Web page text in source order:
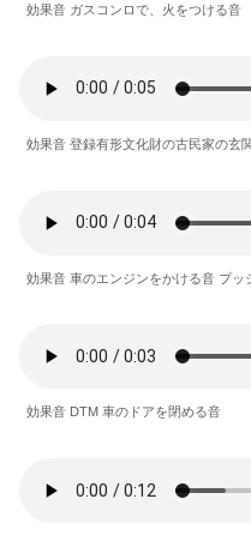
効果音 ガスコンロで、火をつける音
効果音 登録有形文化財の古民家の玄
効果音 車のエンジンをかける音 プッ
効果音 DTM 車のドアを閉める音